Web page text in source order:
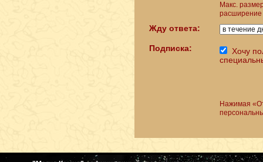
Макс.
расширение
Жду ответа:
Подписка:
Хочу
Нажимая